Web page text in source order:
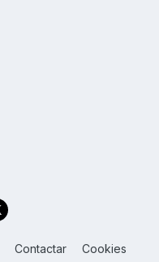
Contactar Cookies